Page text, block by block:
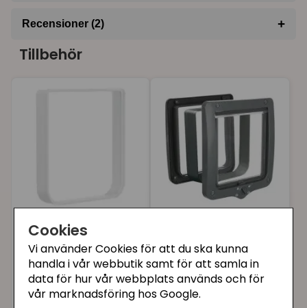
Cookies
Vi använder Cookies för att du ska kunna
handla i vår webbutik samt för att samla in
data för hur vår webbplats används och för
vår marknadsföring hos Google.
Recensioner (2) +
Daniel
★★★★★
Tillbehör
Kattlucka 4-vägs
extra stor -
förlängningsstunnel
vit
59 kr Köp
tunnel)
299 kr